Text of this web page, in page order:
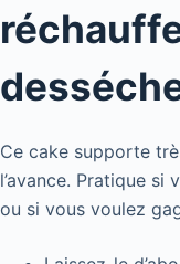
Ce cake supporte
l’avance. Pratique si
ou si vous voulez